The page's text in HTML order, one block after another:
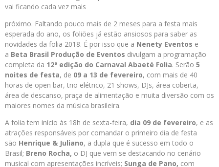
vai ficando cada vez mais
próximo. Faltando pouco mais de 2 meses para a festa mais
esperada do ano, os foliões já estão ansiosos para saber as
novidades da folia 2018. É por isso que a Nenety Eventos e
a Beta Brasil Produção de Eventos divulgam a programação
completa da 12ª edição do Carnaval Abaeté Folia. Serão 5
noites de festa, de 09 a 13 de fevereiro, com mais de 40
horas de open bar, trio elétrico, 21 shows, DJs, área coberta,
área de descanso, praça de alimentação e muita diversão com os
maiores nomes da música brasileira.
A folia tem início às 18h de sexta-feira, dia 09 de fevereiro, e as
atrações responsáveis por comandar o primeiro dia de festa
são Henrique & Juliano, a dupla que é sucesso em todo o
Brasil; Breno Rocha, o DJ que vem se destacando no cenário
musical com apresentações incríveis; Sunga de Pano, com